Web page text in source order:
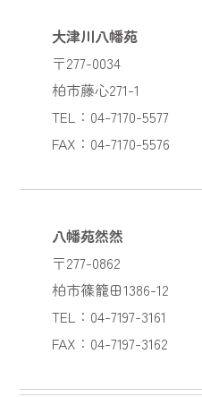
大津川八幡苑
〒277-0034
柏市藤心271-1
TEL：04-7170-5577
FAX：04-7170-5576
八幡苑然然
〒277-0862
柏市篠籠田1386-12
TEL：04-7197-3161
FAX：04-7197-3162